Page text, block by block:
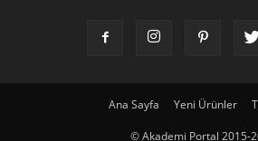
Ana Sayfa Yeni Ürünler
© Akademi Portal 2015-